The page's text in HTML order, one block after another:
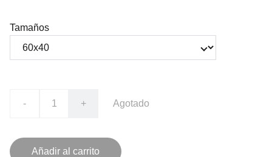
Tamaños
- + Agotado
Añadir al carrito